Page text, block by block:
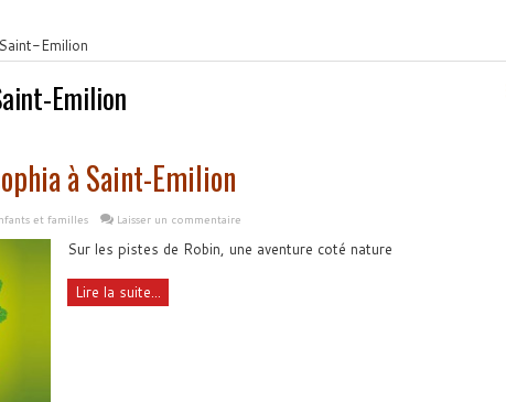
Saint-Emilion
Emilion
à Saint-Emilion
et familles Laisser un commentaire
Sur les pistes de Robin, une aventure coté nature
Lire la suite...